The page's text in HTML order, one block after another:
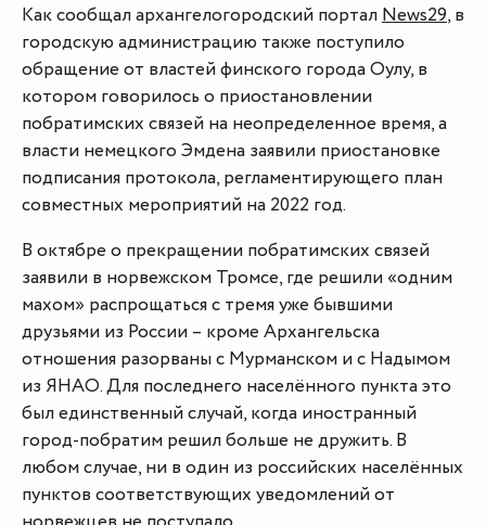
Как сообщал архангелогородский порталNews29, в
городскую администрацию также поступило
обращение от властей финского города Оулу, в
котором говорилось о приостановлении
побратимских связей на неопределенное время, а
власти немецкого Эмдена заявили приостановке
подписания протокола, регламентирующего план
совместных мероприятий на 2022 год.
В октябре о прекращении побратимских связей
заявили в норвежском Тромсе, где решили «одним
махом» распрощаться с тремя уже бывшими
друзьями из России – кроме Архангельска
отношения разорваны с Мурманском и с Надымом
из ЯНАО. Для последнего населённого пункта это
был единственный случай, когда иностранный
город-побратим решил больше не дружить. В
любом случае, ни в один из российских населённых
пунктов соответствующих уведомлений от